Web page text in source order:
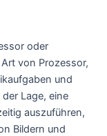
oder
von Prozessor,
und
Lage, eine
auszuführen,
Bildern und